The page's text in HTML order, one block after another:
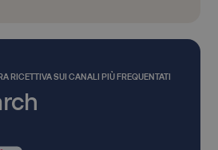
RICETTIVA SUI CANALI PIÙ FREQUENTATI